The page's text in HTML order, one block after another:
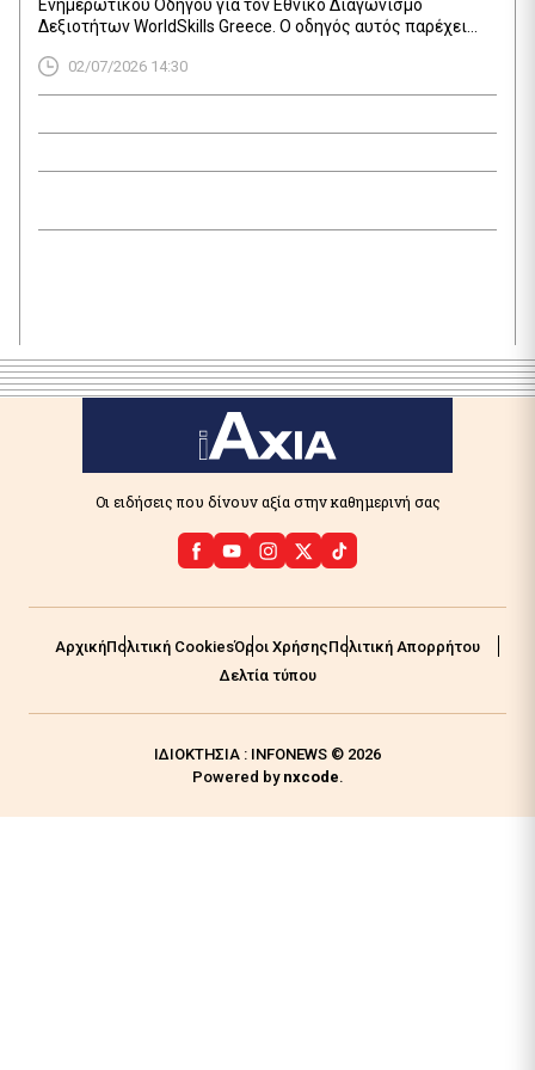
Ενημερωτικού Οδηγού για τον Εθνικό Διαγωνισμό
Δεξιοτήτων WorldSkills Greece. Ο οδηγός αυτός παρέχει
Εθνικών Διαγωνισμών Δεξιοτήτων, καθώς και
λεπτομέρειες για τον 3ο Εθνικό Διαγωνισμό Δεξιοτήτων,
καλύπτει τις ειδικότητες και τα κριτήρια συμμετοχής, […]
02/07/2026 14:30
Οι ειδήσεις που δίνουν αξία στην καθημερινή σας
ΑρχικήΠολιτική CookiesΌροι ΧρήσηςΠολιτική Απορρήτου
Δελτία τύπου
ΙΔΙΟΚΤΗΣΙΑ : INFONEWS © 2026
Powered by nxcode.